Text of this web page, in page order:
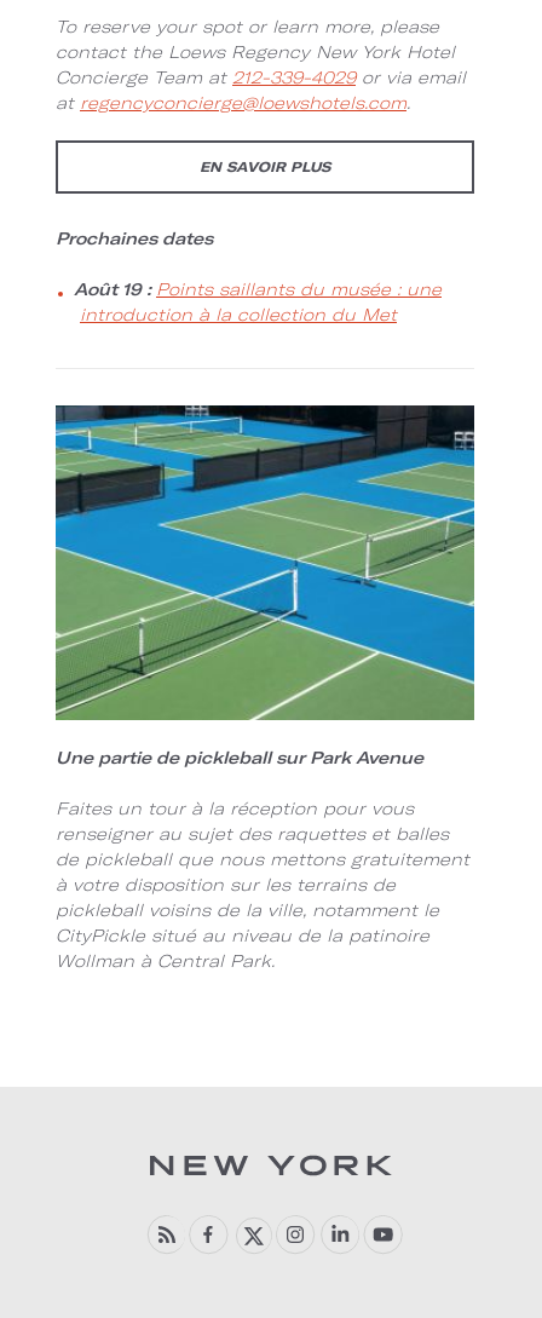
To reserve your spot or learn more, please
contact the Loews Regency New York Hotel
Concierge Team at 212-339-4029or via email
at regencyconcierge@loewshotels.com.
EN SAVOIR PLUS
Prochaines dates
Août 19 : Points saillants du musée : une
introduction à la collection du Met
Une partie de pickleball sur Park Avenue
Faites un tour à la réception pour vous
renseigner au sujet des raquettes et balles
de pickleball que nous mettons gratuitement
à votre disposition sur les terrains de
pickleball voisins de la ville, notamment le
CityPickle situé au niveau de la patinoire
Wollman à Central Park.